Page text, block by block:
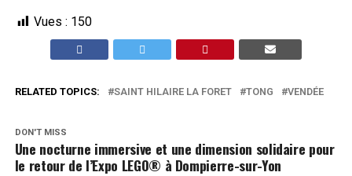
Vues : 150
RELATED TOPICS: SAINT HILAIRE LA FORET TONG VENDÉE
DON'T MISS
Une nocturne immersive et une dimension solidaire pour
le retour de l’Expo LEGO® à Dompierre-sur-Yon